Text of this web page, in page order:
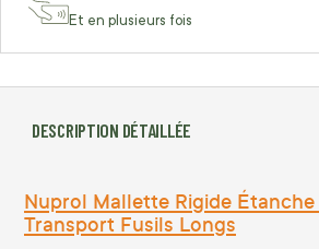
Et en plusieurs fois
DESCRIPTION DÉTAILLÉE
Nuprol Mallette Rigide Étanche
Transport Fusils Longs